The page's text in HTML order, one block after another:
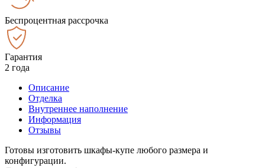
Беспроцентная рассрочка
Гарантия
2 года
Описание
Отделка
Внутреннее наполнение
Информация
Отзывы
Готовы изготовить шкафы-купе любого размера и
конфигурации.